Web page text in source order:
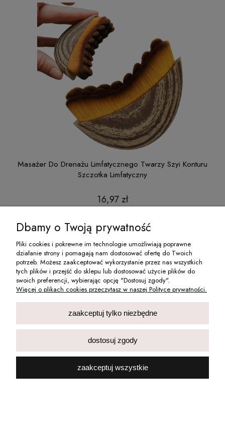
Masażer Do Drenażu Limfatycznego Twarzy Szyi Konturu
Szczotka Limfatyczny
16,97 zł
O NAS
MOJE KONTO
PŁATNOŚCI I DOSTAWA
Deni Carte Dorota Skwierczyńska Spółka Jawna wpisana do Centralnej
Ewidencji i Informacji o Działalności Gospodarczej Rzeczypospolitej
Polskiej prowadzonej przez Ministra właściwego d.s. gospodarki.
Dbamy o Twoją prywatność
Pliki cookies i pokrewne im technologie umożliwiają poprawne
działanie strony i pomagają nam dostosować ofertę do Twoich
potrzeb. Możesz zaakceptować wykorzystanie przez nas wszystkich
tych plików i przejść do sklepu lub dostosować użycie plików do
swoich preferencji, wybierając opcję "Dostosuj zgody".
Więcej o plikach cookies przeczytasz w naszej Polityce prywatności.
zaakceptuj tylko niezbędne
dostosuj zgody
zaakceptuj wszystkie